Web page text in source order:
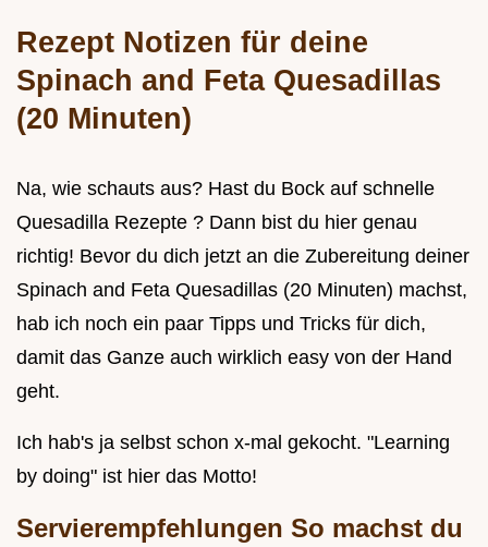
Rezept Notizen für deine
Spinach and Feta Quesadillas
(20 Minuten)
Na, wie schauts aus? Hast du Bock auf schnelle
Quesadilla Rezepte ? Dann bist du hier genau
richtig! Bevor du dich jetzt an die Zubereitung deiner
Spinach and Feta Quesadillas (20 Minuten) machst,
hab ich noch ein paar Tipps und Tricks für dich,
damit das Ganze auch wirklich easy von der Hand
geht.
Ich hab's ja selbst schon x-mal gekocht. "Learning
by doing" ist hier das Motto!
Servierempfehlungen So machst du